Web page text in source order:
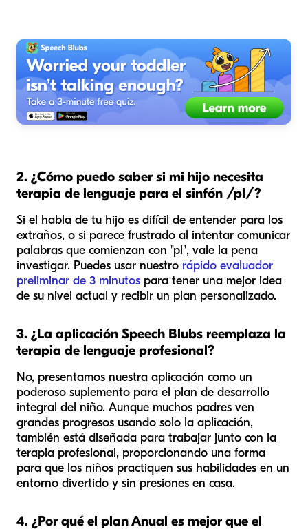
2. ¿Cómo puedo saber si mi hijo necesita
terapia de lenguaje para el sinfón /pl/?
Si el habla de tu hijo es difícil de entender para los
extraños, o si parece frustrado al intentar comunicar
palabras que comienzan con "pl", vale la pena
investigar. Puedes usar nuestro rápido evaluador
preliminar de 3 minutos para tener una mejor idea
de su nivel actual y recibir un plan personalizado.
3. ¿La aplicación Speech Blubs reemplaza la
terapia de lenguaje profesional?
No, presentamos nuestra aplicación como un
poderoso suplemento para el plan de desarrollo
integral del niño. Aunque muchos padres ven
grandes progresos usando solo la aplicación,
también está diseñada para trabajar junto con la
terapia profesional, proporcionando una forma
para que los niños practiquen sus habilidades en un
entorno divertido y sin presiones en casa.
4. ¿Por qué el plan Anual es mejor que el